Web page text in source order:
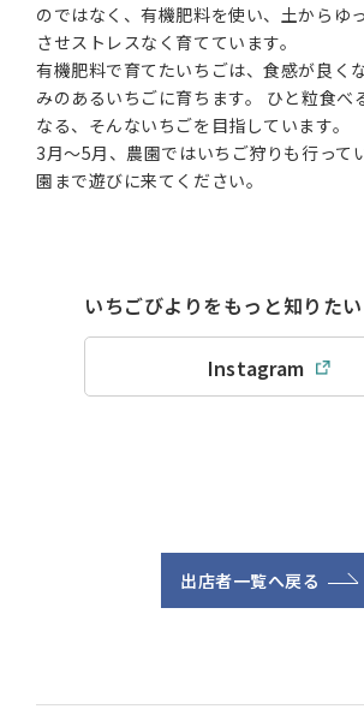
のではなく、有機肥料を使い、土からゆ
させストレスなく育てています。
有機肥料で育てたいちごは、食感が良く
みのあるいちごに育ちます。 ひと粒食べ
なる、そんないちごを目指しています。
3月〜5月、農園ではいちご狩りも行って
園まで遊びに来てください。
いちごびよりをもっと知りたい
Instagram
出店者一覧へ戻る